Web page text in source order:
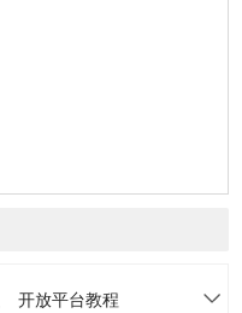
开放平台教程